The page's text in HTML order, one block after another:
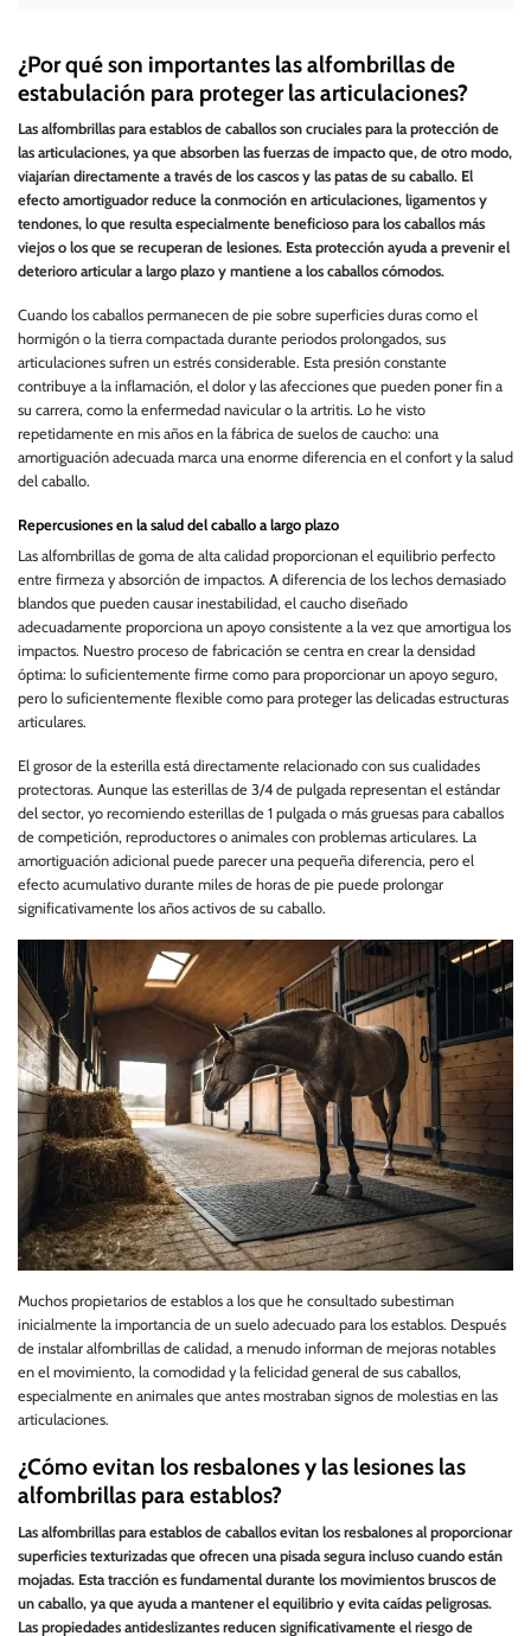
¿Por qué son importantes las alfombrillas de
estabulación para proteger las articulaciones?
Las alfombrillas para establos de caballos son cruciales para la protección de
las articulaciones, ya que absorben las fuerzas de impacto que, de otro modo,
viajarían directamente a través de los cascos y las patas de su caballo. El
efecto amortiguador reduce la conmoción en articulaciones, ligamentos y
tendones, lo que resulta especialmente beneficioso para los caballos más
viejos o los que se recuperan de lesiones. Esta protección ayuda a prevenir el
deterioro articular a largo plazo y mantiene a los caballos cómodos.
Cuando los caballos permanecen de pie sobre superficies duras como el
hormigón o la tierra compactada durante periodos prolongados, sus
articulaciones sufren un estrés considerable. Esta presión constante
contribuye a la inflamación, el dolor y las afecciones que pueden poner fin a
su carrera, como la enfermedad navicular o la artritis. Lo he visto
repetidamente en mis años en la fábrica de suelos de caucho: una
amortiguación adecuada marca una enorme diferencia en el confort y la salud
del caballo.
Repercusiones en la salud del caballo a largo plazo
Las alfombrillas de goma de alta calidad proporcionan el equilibrio perfecto
entre firmeza y absorción de impactos. A diferencia de los lechos demasiado
blandos que pueden causar inestabilidad, el caucho diseñado
adecuadamente proporciona un apoyo consistente a la vez que amortigua los
impactos. Nuestro proceso de fabricación se centra en crear la densidad
óptima: lo suficientemente firme como para proporcionar un apoyo seguro,
pero lo suficientemente flexible como para proteger las delicadas estructuras
articulares.
El grosor de la esterilla está directamente relacionado con sus cualidades
protectoras. Aunque las esterillas de 3/4 de pulgada representan el estándar
del sector, yo recomiendo esterillas de 1 pulgada o más gruesas para caballos
de competición, reproductores o animales con problemas articulares. La
amortiguación adicional puede parecer una pequeña diferencia, pero el
efecto acumulativo durante miles de horas de pie puede prolongar
significativamente los años activos de su caballo.
Muchos propietarios de establos a los que he consultado subestiman
inicialmente la importancia de un suelo adecuado para los establos. Después
de instalar alfombrillas de calidad, a menudo informan de mejoras notables
en el movimiento, la comodidad y la felicidad general de sus caballos,
especialmente en animales que antes mostraban signos de molestias en las
articulaciones.
¿Cómo evitan los resbalones y las lesiones las
alfombrillas para establos?
Las alfombrillas para establos de caballos evitan los resbalones al proporcionar
superficies texturizadas que ofrecen una pisada segura incluso cuando están
mojadas. Esta tracción es fundamental durante los movimientos bruscos de
un caballo, ya que ayuda a mantener el equilibrio y evita caídas peligrosas.
Las propiedades antideslizantes reducen significativamente el riesgo de